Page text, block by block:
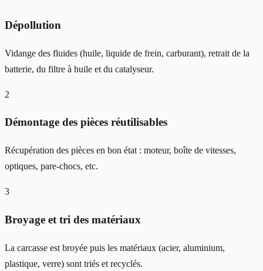
Dépollution
Vidange des fluides (huile, liquide de frein, carburant), retrait de la
batterie, du filtre à huile et du catalyseur.
2
Démontage des pièces réutilisables
Récupération des pièces en bon état : moteur, boîte de vitesses,
optiques, pare-chocs, etc.
3
Broyage et tri des matériaux
La carcasse est broyée puis les matériaux (acier, aluminium,
plastique, verre) sont triés et recyclés.